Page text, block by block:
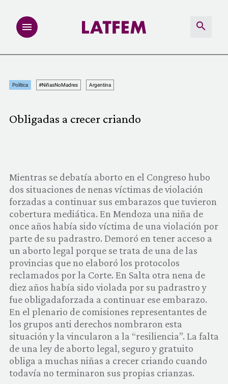
MULTIMEDIA
LATFEMLAB.
PRODUCTOS
COMUNIDAD
QUIÉNES SOMOS
Política #NiñasNoMadres Argentina
Obligadas a crecer criando
Mientras se debatía aborto en el Congreso hubo
dos situaciones de nenas víctimas de violación
forzadas a continuar sus embarazos que tuvieron
cobertura mediática. En Mendoza una niña de
once años había sido víctima de una violación por
parte de su padrastro. Demoró en tener acceso a
un aborto legal porque se trata de una de las
provincias que no elaboró los protocolos
reclamados por la Corte. En Salta otra nena de
diez años había sido violada por su padrastro y
fue obligadaforzada a continuar ese embarazo.
En el plenario de comisiones representantes de
los grupos anti derechos nombraron esta
situación y la vincularon a la “resiliencia”. La falta
de una ley de aborto legal, seguro y gratuito
obliga a muchas niñas a crecer criando cuando
todavía no terminaron sus propias crianzas.